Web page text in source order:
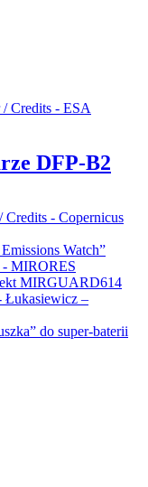
DFP-B2
Watch”
MIRGUARD614
do super-baterii